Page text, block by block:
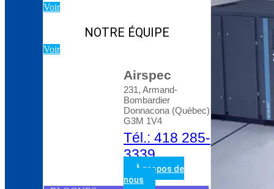
Voir
NOTRE ÉQUIPE
Voir
Airspec
231, Armand-
Bombardier
Donnacona (Québec)
G3M 1V4
Tél.: 418 285-
3339
À propos de
nous